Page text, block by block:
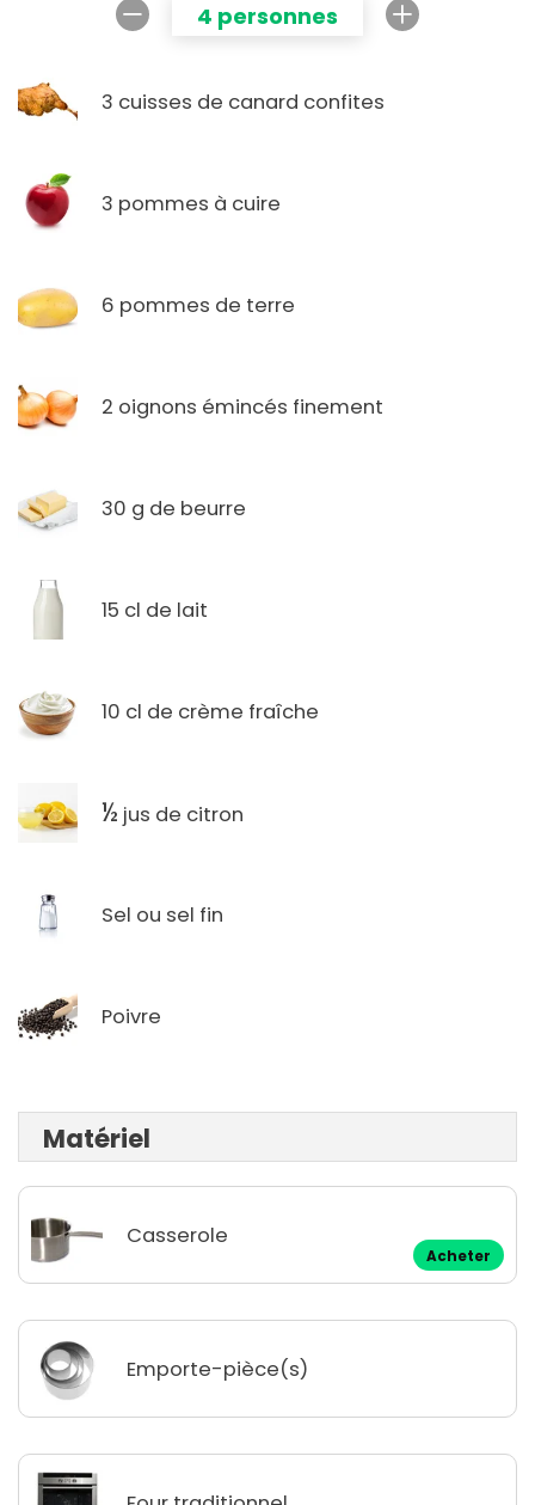
4 personnes
3 cuisses de canard confites
3 pommes à cuire
6 pommes de terre
2 oignons émincés finement
30 g de beurre
15 cl de lait
10 cl de crème fraîche
½ jus de citron
Sel ou sel fin
Poivre
Matériel
Casserole
Acheter
Emporte-pièce(s)